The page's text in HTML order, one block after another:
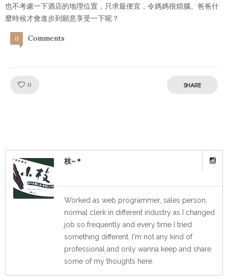
也不考慮一下酒店的地理位置，只求最便宜，令媽媽很煩腦。爸爸什
麼時候才會進步到願意享受一下呢？
0 Comments
0 SHARE
枝~＊
Worked as web programmer, sales person,
normal clerk in different industry as I changed
job so frequently and every time I tried
something different. I'm not any kind of
professional and only wanna keep and share
some of my thoughts here.